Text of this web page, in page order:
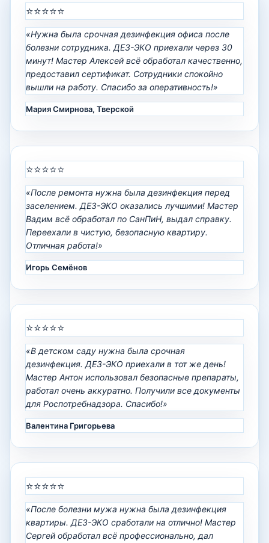
⭐⭐⭐⭐⭐
«Нужна была срочная дезинфекция офиса после
болезни сотрудника. ДЕЗ-ЭКО приехали через 30
минут! Мастер Алексей всё обработал качественно,
предоставил сертификат. Сотрудники спокойно
вышли на работу. Спасибо за оперативность!»
Мария Смирнова, Тверской
⭐⭐⭐⭐⭐
«После ремонта нужна была дезинфекция перед
заселением. ДЕЗ-ЭКО оказались лучшими! Мастер
Вадим всё обработал по СанПиН, выдал справку.
Переехали в чистую, безопасную квартиру.
Отличная работа!»
Игорь Семёнов
⭐⭐⭐⭐⭐
«В детском саду нужна была срочная
дезинфекция. ДЕЗ-ЭКО приехали в тот же день!
Мастер Антон использовал безопасные препараты,
работал очень аккуратно. Получили все документы
для Роспотребнадзора. Спасибо!»
Валентина Григорьева
⭐⭐⭐⭐⭐
«После болезни мужа нужна была дезинфекция
квартиры. ДЕЗ-ЭКО сработали на отлично! Мастер
Сергей обработал всё профессионально, дал